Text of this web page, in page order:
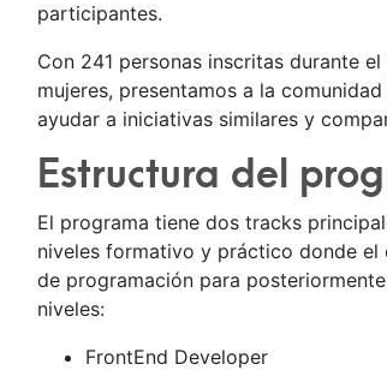
participantes.
Con 241 personas inscritas durante
mujeres, presentamos a la
ayudar a iniciativas similares y
Estructura del
El programa tiene dos tracks
niveles formativo y práctico donde el
de programación para
niveles:
FrontEnd Developer